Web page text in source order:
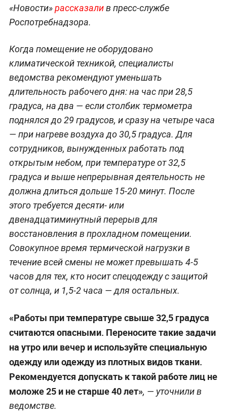
«Новости»рассказалив пресс-службе
Роспотребнадзора.
Когда помещение не оборудовано
климатической техникой, специалисты
ведомства рекомендуют уменьшать
длительность рабочего дня: на час при 28,5
градуса, на два — если столбик термометра
поднялся до 29 градусов, и сразу на четыре часа
— при нагреве воздуха до 30,5 градуса. Для
сотрудников, вынужденных работать под
открытым небом, при температуре от 32,5
градуса и выше непрерывная деятельность не
должна длиться дольше 15-20 минут. После
этого требуется десяти- или
двенадцатиминутный перерыв для
восстановления в прохладном помещении.
Совокупное время термической нагрузки в
течение всей смены не может превышать 4-5
часов для тех, кто носит спецодежду с защитой
от солнца, и 1,5-2 часа — для остальных.
«Работы при температуре свыше 32,5 градуса
считаются опасными. Переносите такие задачи
на утро или вечер и используйте специальную
одежду или одежду из плотных видов ткани.
Рекомендуется допускать к такой работе лиц не
моложе 25 и не старше 40 лет», — уточнили в
ведомстве.